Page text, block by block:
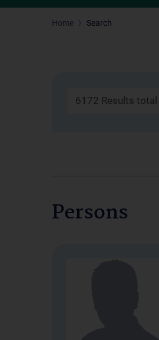
Home Search
6172 Results total
Persons